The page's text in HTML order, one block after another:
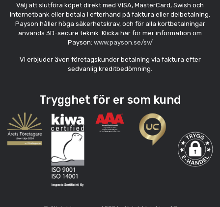
Välj att slutföra köpet direkt med VISA, MasterCard, Swish och
internetbank eller betala i efterhand på faktura eller delbetalning.
Payson håller höga säkerhetskrav, och för alla kortbetalningar
används 3D-secure teknik. Klicka här för mer information om
Payson: www.payson.se/sv/
Vi erbjuder även företagskunder betalning via faktura efter
sedvanlig kreditbedömning.
Trygghet för er som kund